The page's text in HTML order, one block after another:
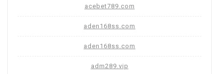
acebet789.com
aden168ss.com
aden168ss.com
adm289.vip